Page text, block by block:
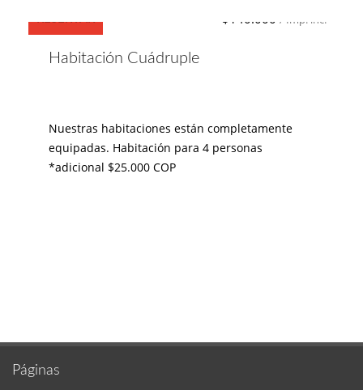
$140.000 / Imp. inc.
Habitación Cuádruple
Nuestras habitaciones están completamente
equipadas. Habitación para 4 personas
*adicional $25.000 COP
Páginas